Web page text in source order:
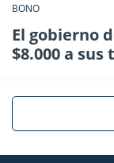
BONO
El gobierno
$8.000 a